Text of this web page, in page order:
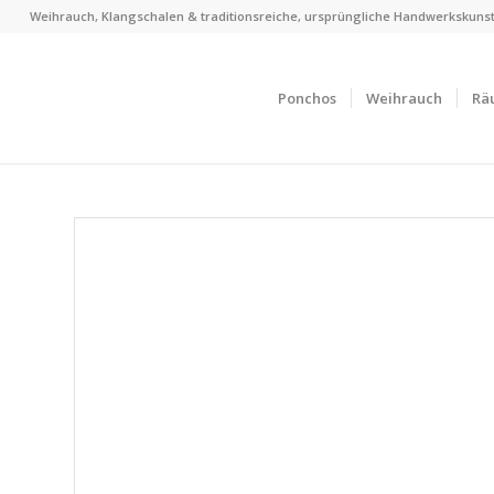
Weihrauch, Klangschalen & traditionsreiche, ursprüngliche Handwerkskunst
Ponchos Weihrauch